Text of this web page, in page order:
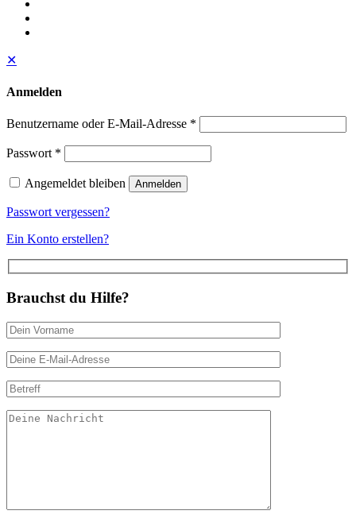
✕
Anmelden
Benutzername oder E-Mail-Adresse *
Passwort *
Angemeldet bleiben Anmelden
Passwort vergessen?
Ein Konto erstellen?
Brauchst du Hilfe?